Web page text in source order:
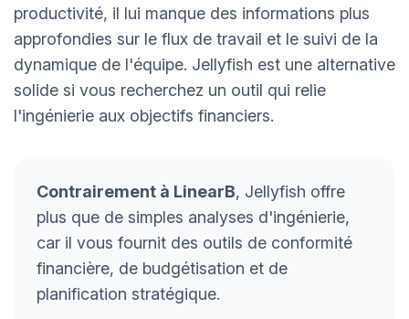
productivité, il lui manque des informations plus
approfondies sur le flux de travail et le suivi de la
dynamique de l'équipe. Jellyfish est une alternative
solide si vous recherchez un outil qui relie
l'ingénierie aux objectifs financiers.
Contrairement à LinearB, Jellyfish offre
plus que de simples analyses d'ingénierie,
car il vous fournit des outils de conformité
financière, de budgétisation et de
planification stratégique.